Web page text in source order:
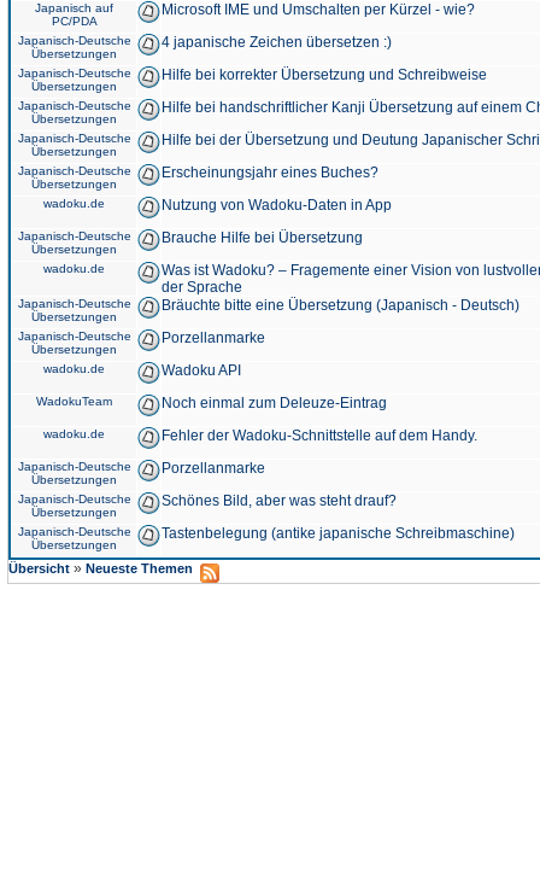
Japanisch auf
PC/PDA
Microsoft IME und Umschalten per Kürzel - wie?
Japanisch-Deutsche
Übersetzungen
4 japanische Zeichen übersetzen :)
Japanisch-Deutsche
Übersetzungen
Hilfe bei korrekter Übersetzung und Schreibweise
Japanisch-Deutsche
Übersetzungen
Hilfe bei handschriftlicher Kanji Übersetzung auf einem
Japanisch-Deutsche
Übersetzungen
Hilfe bei der Übersetzung und Deutung Japanischer
Japanisch-Deutsche
Übersetzungen
Erscheinungsjahr eines Buches?
wadoku.de Nutzung von Wadoku-Daten in App
Japanisch-Deutsche
Übersetzungen
Brauche Hilfe bei Übersetzung
wadoku.de
Was ist Wadoku? – Fragemente einer Vision von
der Sprache
Japanisch-Deutsche
Übersetzungen
Bräuchte bitte eine Übersetzung (Japanisch - Deutsch)
Japanisch-Deutsche
Übersetzungen
Porzellanmarke
wadoku.de Wadoku API
WadokuTeam Noch einmal zum Deleuze-Eintrag
wadoku.de Fehler der Wadoku-Schnittstelle auf dem Handy.
Japanisch-Deutsche
Übersetzungen
Porzellanmarke
Japanisch-Deutsche
Übersetzungen
Schönes Bild, aber was steht drauf?
Japanisch-Deutsche
Übersetzungen
Tastenbelegung (antike japanische Schreibmaschine)
Übersicht » Neueste Themen